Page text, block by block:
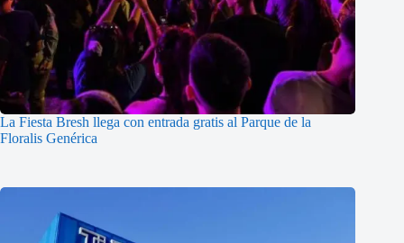
La Fiesta Bresh llega con entrada gratis al Parque de la
Floralis Genérica